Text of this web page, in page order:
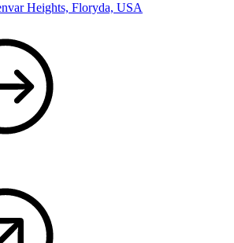
Heights, Floryda, USA